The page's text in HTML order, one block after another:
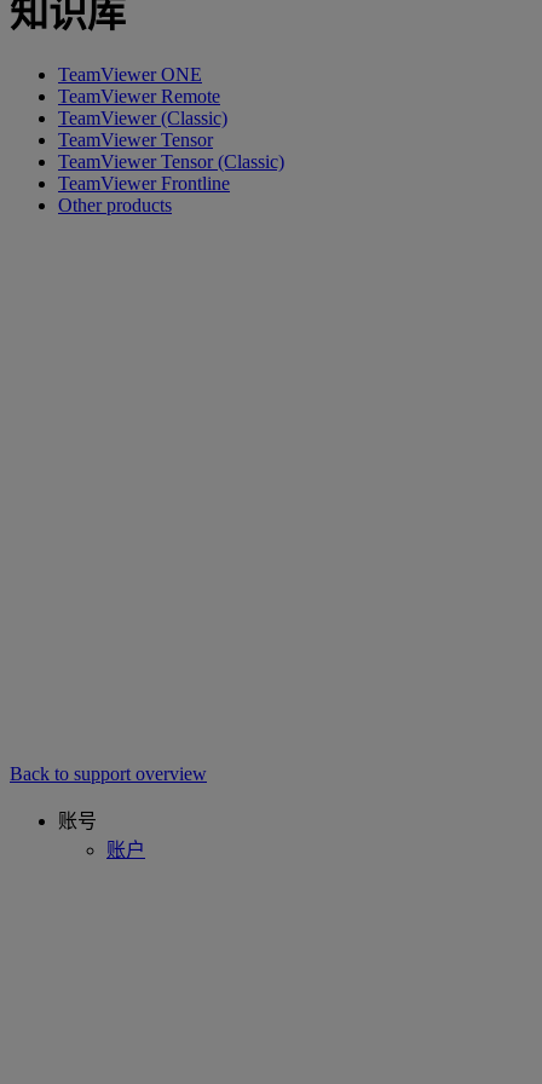
知识库
TeamViewer ONE
TeamViewer Remote
TeamViewer (Classic)
TeamViewer Tensor
TeamViewer Tensor (Classic)
TeamViewer Frontline
Other products
Back to support overview
账号
账户